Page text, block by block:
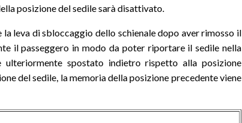
posizione del sedile sarà disattivato.
leva di sbloccaggio dello schienale dopo aver rimosso il
il passeggero in modo da poter riportare il sedile nella
ulteriormente spostato indietro rispetto alla posizione
del sedile, la memoria della posizione precedente viene